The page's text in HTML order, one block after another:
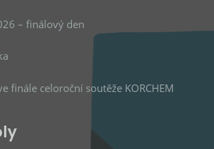
– finálový den
finále celoroční soutěže KORCHEM